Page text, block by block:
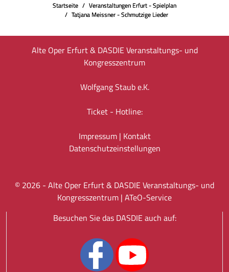
Startseite
Veranstaltungen Erfurt - Spielplan
Tatjana Meissner - Schmutzige Lieder
Alte Oper Erfurt & DASDIE Veranstaltungs- und
Kongresszentrum
Wolfgang Staub e.K.
Ticket - Hotline:
Impressum| Kontakt
Datenschutz­einstellungen
© 2026 - Alte Oper Erfurt & DASDIE Veranstaltungs- und
Kongresszentrum | ATeO-Service
Besuchen Sie das DASDIE auch auf: